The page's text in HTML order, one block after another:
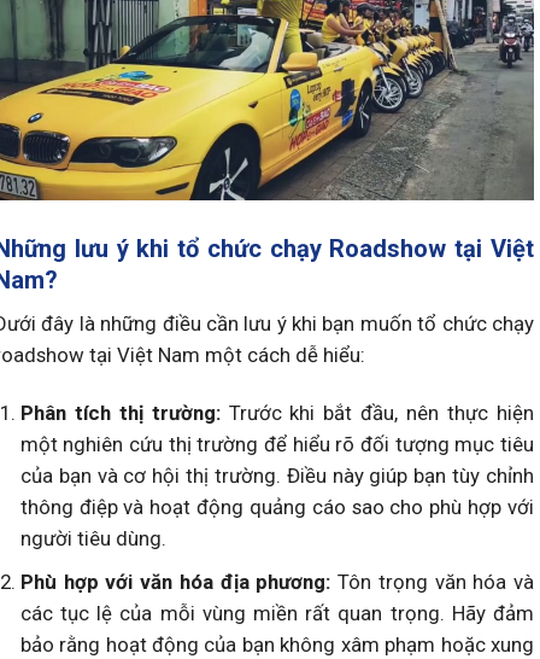
lưu ý khi tổ chức chạy Roadshow tại Việt
đây là những điều cần lưu ý khi bạn muốn tổ chức chạy
tại Việt Nam một cách dễ hiểu:
Phân tích thị trường:Trước khi bắt đầu, nên thực hiện
một nghiên cứu thị trường để hiểu rõ đối tượng mục tiêu
của bạn và cơ hội thị trường. Điều này giúp bạn tùy chỉnh
thông điệp và hoạt động quảng cáo sao cho phù hợp với
người tiêu dùng.
Phù hợp với văn hóa địa phương: Tôn trọng văn hóa và
các tục lệ của mỗi vùng miền rất quan trọng. Hãy đảm
bảo rằng hoạt động của bạn không xâm phạm hoặc xung